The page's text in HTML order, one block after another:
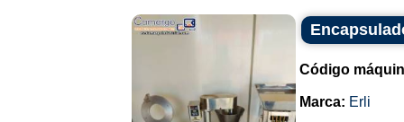
Código
Marca: Erli